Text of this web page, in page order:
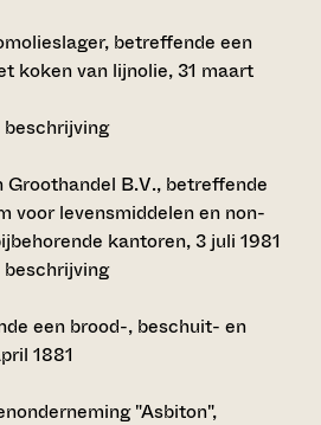
betreffende een
koken van lijnolie, 31 maart
beschrijving
Groothandel B.V., betreffende
voor levensmiddelen en non-
kantoren, 3 juli 1981
beschrijving
een brood-, beschuit- en
1881
"Asbiton",